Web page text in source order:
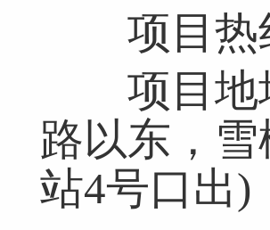
项目热
项目地址
路以东，
站4号口出)